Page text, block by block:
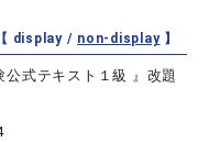
【 display / non-display】
公式テキスト１級 』改題